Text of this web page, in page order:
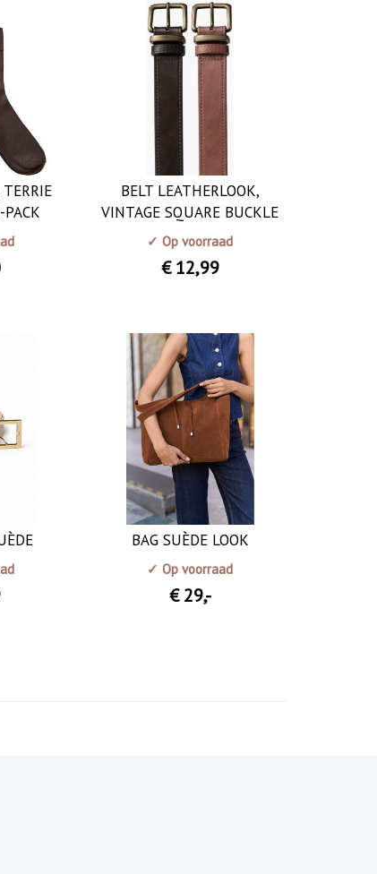
BELT LEATHERLOOK,
VINTAGE SQUARE BUCKLE
✓ Op voorraad
€ 12,99
BAG SUÈDE LOOK
✓ Op voorraad
€ 29,-